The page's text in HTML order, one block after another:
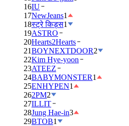
16IU
17NewJeans1
18स्ट्रे किड्स1
19ASTRO
20Hearts2Hearts
21BOYNEXTDOOR2
22Kim Hye-yoon
23ATEEZ
24BABYMONSTER1
25ENHYPEN1
262PM2
27ILLIT
28Jung Hae-in3
29BTOB1